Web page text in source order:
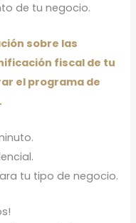
de tu negocio.
sobre las
fiscal de tu
el programa de
tu tipo de negocio.